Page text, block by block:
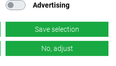
HideLink
Advertising
Save selection
No, adjust